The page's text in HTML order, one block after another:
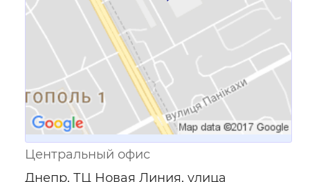
Центральный офис
Днепр, ТЦ Новая Линия, улица